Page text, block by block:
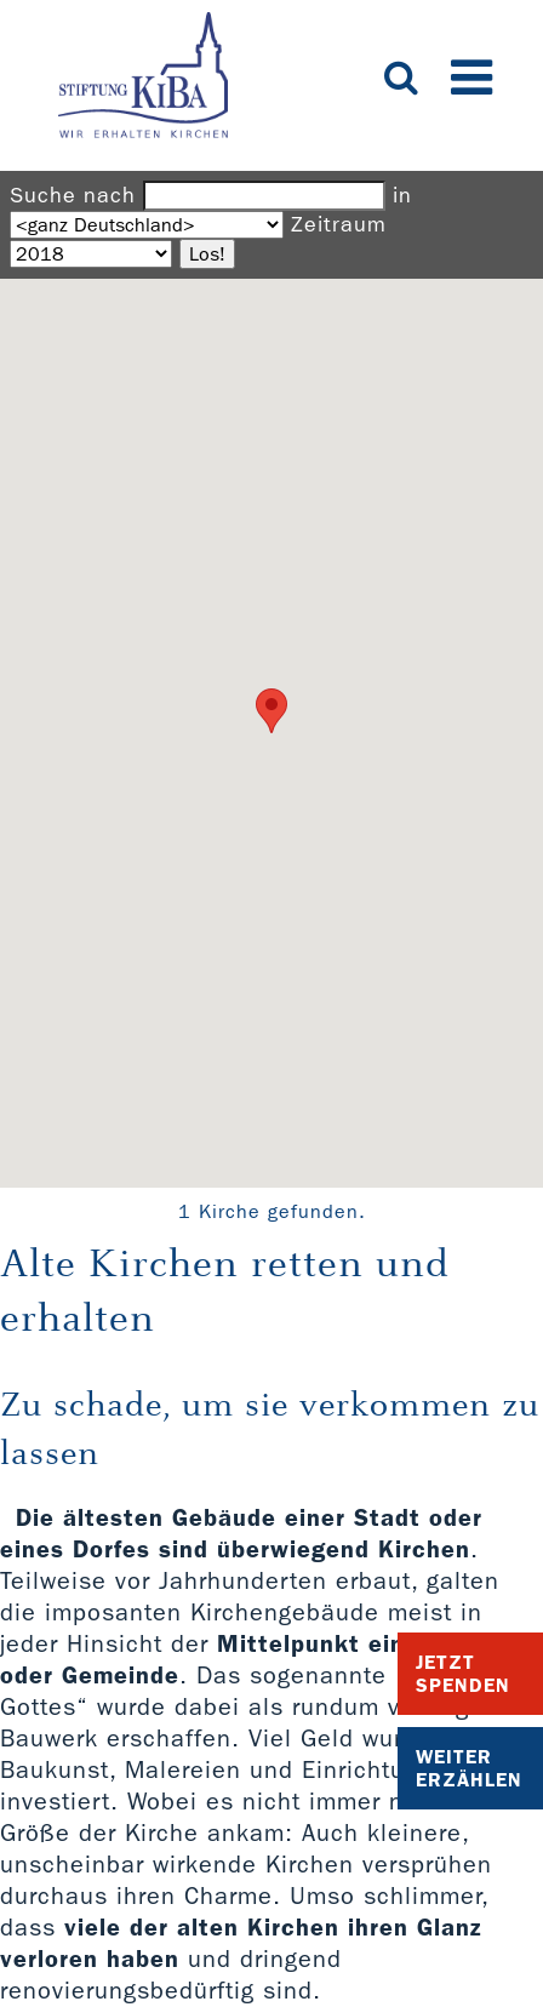
JETZT
SPENDEN
WEITER
ERZÄHLEN
Suche nach
in
Zeitraum
1 Kirche gefunden.
Alte Kirchen retten und
erhalten
Zu schade, um sie verkommen zu
lassen
Die ältesten Gebäude einer Stadt oder
eines Dorfes sind überwiegend Kirchen.
Teilweise vor Jahrhunderten erbaut, galten
die imposanten Kirchengebäude meist in
jeder Hinsicht der Mittelpunkt eines Dorfes
oder Gemeinde. Das sogenannte „Haus
Gottes“ wurde dabei als rundum vorzeigbares
Bauwerk erschaffen. Viel Geld wurde in die
Baukunst, Malereien und Einrichtungen
investiert. Wobei es nicht immer nur auf die
Größe der Kirche ankam: Auch kleinere,
unscheinbar wirkende Kirchen versprühen
durchaus ihren Charme. Umso schlimmer,
dass viele der alten Kirchen ihren Glanz
verloren haben und dringend
renovierungsbedürftig sind.